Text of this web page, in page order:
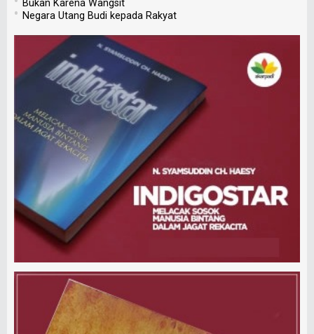
Bukan Karena Wangsit
• Negara Utang Budi kepada Rakyat